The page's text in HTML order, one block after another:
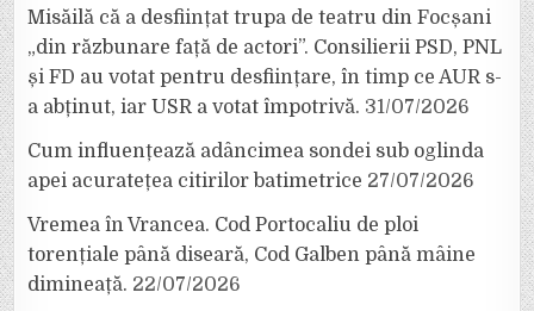
Misăilă că a desființat trupa de teatru din Focșani
„din răzbunare față de actori”. Consilierii PSD, PNL
și FD au votat pentru desființare, în timp ce AUR s-
a abținut, iar USR a votat împotrivă. 31/07/2026
Cum influențează adâncimea sondei sub oglinda
apei acuratețea citirilor batimetrice 27/07/2026
Vremea în Vrancea. Cod Portocaliu de ploi
torențiale până diseară, Cod Galben până mâine
dimineață. 22/07/2026